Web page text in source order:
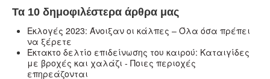
Τα 10 δημοφιλέστερα άρθρα μας
Εκλογές 2023: Άνοιξαν οι κάλπες – Όλα όσα πρέπει
να ξέρετε
Έκτακτο δελτίο επιδείνωσης του καιρού: Καταιγίδες
με βροχές και χαλάζι - Ποιες περιοχές
επηρεάζονται